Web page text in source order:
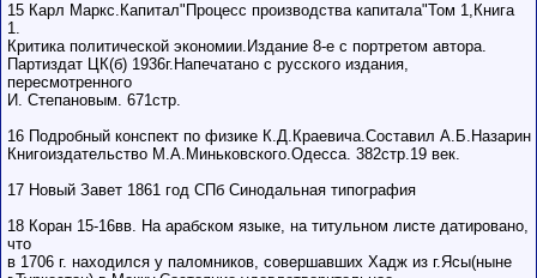
15 Карл Маркс.Капитал"Процесс производства капитала"Том 1,Книга
1.
Критика политической экономии.Издание 8-е с портретом автора.
Партиздат ЦК(б) 1936г.Напечатано с русского издания,
пересмотренного
И. Степановым. 671стр.
16 Подробный конспект по физике К.Д.Краевича.Составил А.Б.Назарин
Книгоиздательство М.А.Миньковского.Одесса. 382стр.19 век.
17 Новый Завет 1861 год СПб Синодальная типография
18 Коран 15-16вв. На арабском языке, на титульном листе датировано,
что
в 1706 г. находился у паломников, совершавших Хадж из г.Ясы(ныне